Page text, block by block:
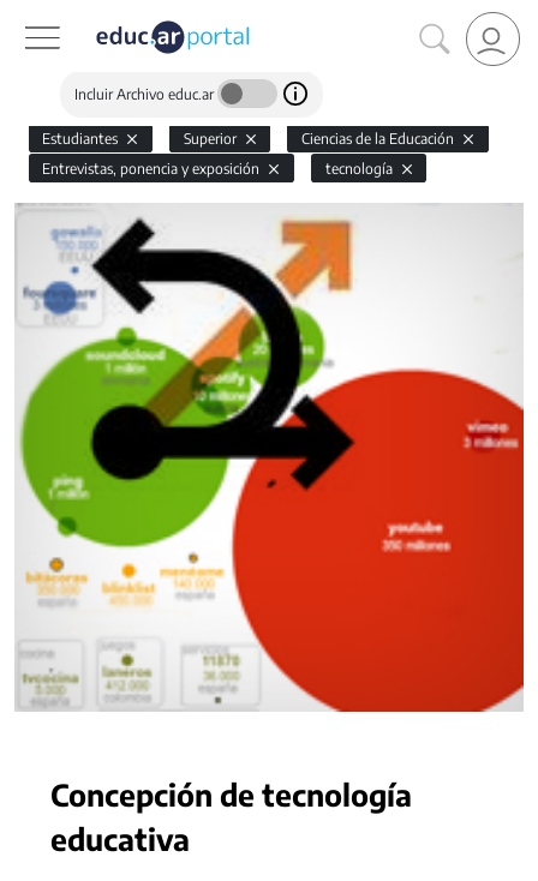
Incluir Archivo educ.ar
Estudiantes Superior
Ciencias de la Educación
Entrevistas, ponencia y exposición
tecnología
Concepción de tecnología
educativa